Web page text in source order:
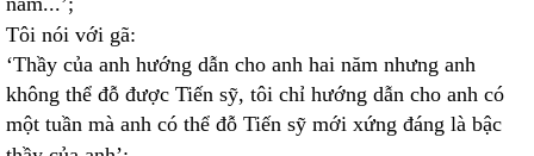
Tôi nói với gã:
‘Thầy của anh hướng dẫn cho anh hai năm nhưng anh
không thể đỗ được Tiến sỹ, tôi chỉ hướng dẫn cho anh có
một tuần mà anh có thể đỗ Tiến sỹ mới xứng đáng là bậc